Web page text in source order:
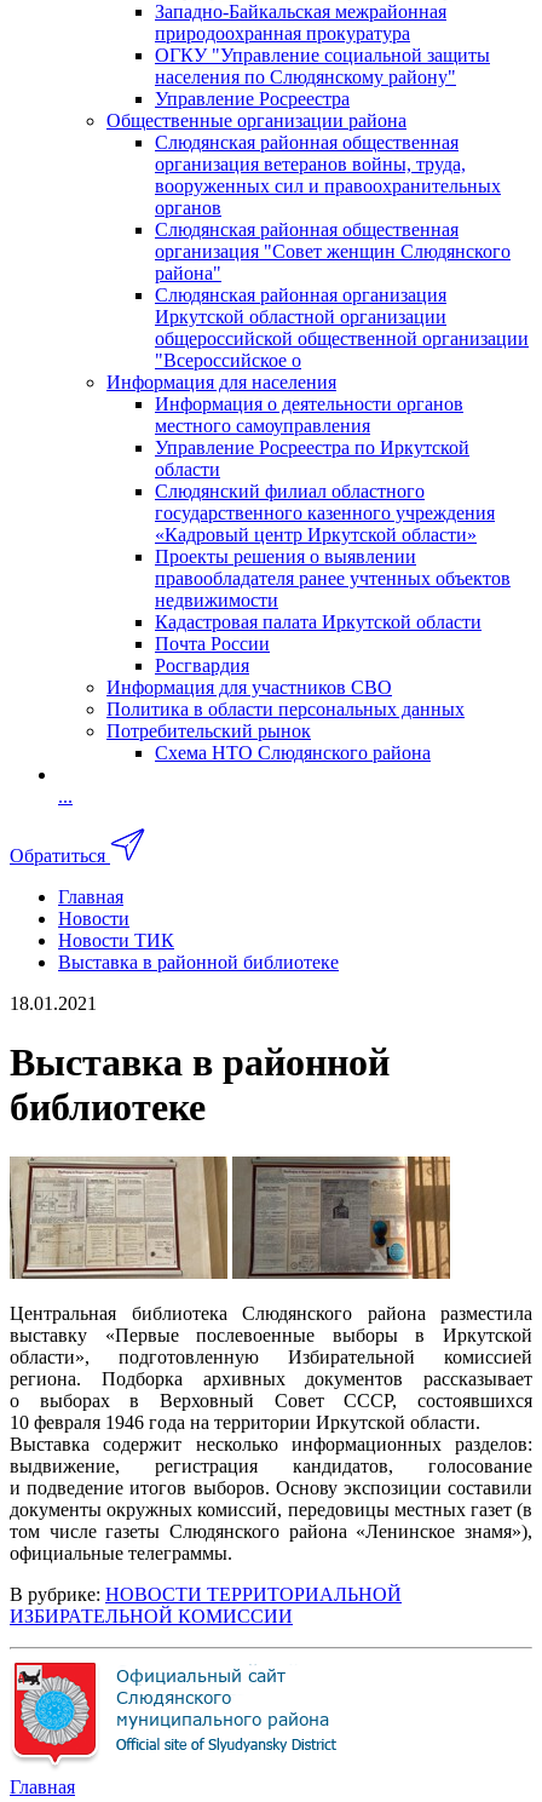
Западно-Байкальская межрайонная
природоохранная прокуратура
ОГКУ "Управление социальной защиты
населения по Слюдянскому району"
Управление Росреестра
Общественные организации района
Слюдянская районная общественная
организация ветеранов войны, труда,
вооруженных сил и правоохранительных
органов
Слюдянская районная общественная
организация "Совет женщин Слюдянского
района"
Слюдянская районная организация
Иркутской областной организации
общероссийской общественной организации
"Всероссийское о
Информация для населения
Информация о деятельности органов
местного самоуправления
Управление Росреестра по Иркутской
области
Слюдянский филиал областного
государственного казенного учреждения
«Кадровый центр Иркутской области»
Проекты решения о выявлении
правообладателя ранее учтенных объектов
недвижимости
Кадастровая палата Иркутской области
Почта России
Росгвардия
Информация для участников СВО
Политика в области персональных данных
Потребительский рынок
Схема НТО Слюдянского района
...
Обратиться
Главная
Новости
Новости ТИК
Выставка в районной библиотеке
18.01.2021
Выставка в районной
библиотеке
Центральная библиотека Слюдянского района разместила
выставку «Первые послевоенные выборы в Иркутской
области», подготовленную Избирательной комиссией
региона. Подборка архивных документов рассказывает
о выборах в Верховный Совет СССР, состоявшихся
10 февраля 1946 года на территории Иркутской области.
Выставка содержит несколько информационных разделов:
выдвижение, регистрация кандидатов, голосование
и подведение итогов выборов. Основу экспозиции составили
документы окружных комиссий, передовицы местных газет (в
том числе газеты Слюдянского района «Ленинское знамя»),
официальные телеграммы.
В рубрике: НОВОСТИ ТЕРРИТОРИАЛЬНОЙ
ИЗБИРАТЕЛЬНОЙ КОМИССИИ
Главная